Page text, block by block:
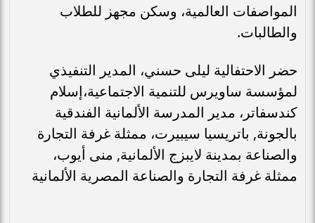
المواصفات العالمية، وسكن مجهز للطلاب
والطالبات.
حضر الاحتفالية ليلى حسني، المدير التنفيذي
لمؤسسة ساويرس للتنمية الاجتماعية،إسلام
كندسفاتر، مدير المدرسة الألمانية الفندقية
بالجونة, باتريسيا سيبيرت، ممثلة غرفة التجارة
والصناعة بمدينة لايبزج الألمانية, منى أيوب،
ممثلة غرفة التجارة والصناعة المصرية الألمانية